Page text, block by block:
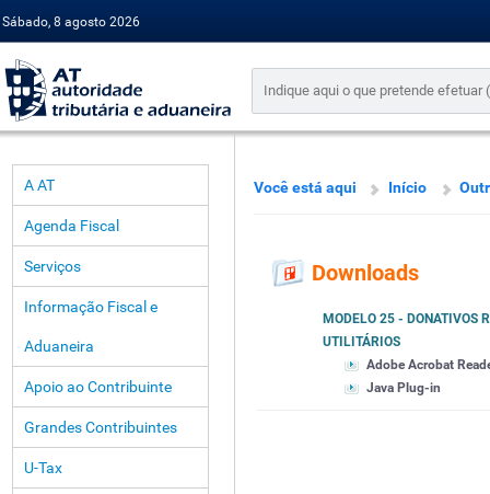
Sábado, 8 agosto 2026
A AT
Agenda Fiscal
Serviços
Informação Fiscal e
Aduaneira
Apoio ao Contribuinte
Grandes Contribuintes
U-Tax
Você está aqui Início
Downloads
MODELO 25 - DONATIVOS
UTILITÁRIOS
Adobe Acrobat
Java Plug-in